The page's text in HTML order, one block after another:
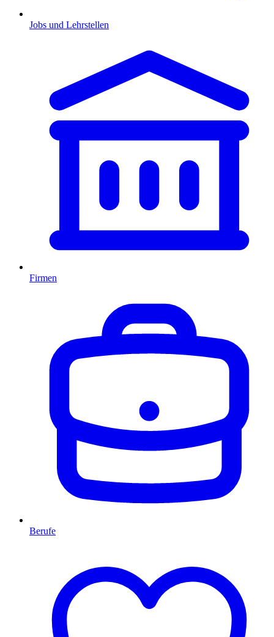
Jobs und Lehrstellen
Firmen
Berufe